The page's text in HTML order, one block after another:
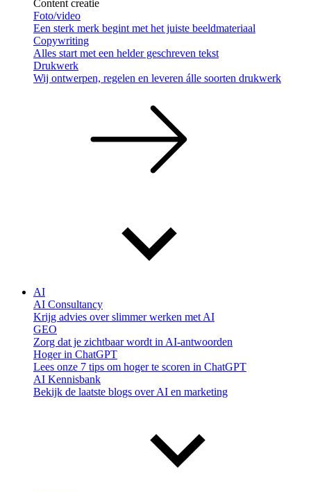
Content creatie
Foto/video
Een sterk merk begint met het juiste beeldmateriaal
Copywriting
Alles start met een helder geschreven tekst
Drukwerk
Wij ontwerpen, regelen en leveren álle soorten drukwerk
AI
AI Consultancy
Krijg advies over slimmer werken met AI
GEO
Zorg dat je zichtbaar wordt in AI-antwoorden
Hoger in ChatGPT
Lees onze 7 tips om hoger te scoren in ChatGPT
AI Kennisbank
Bekijk de laatste blogs over AI en marketing